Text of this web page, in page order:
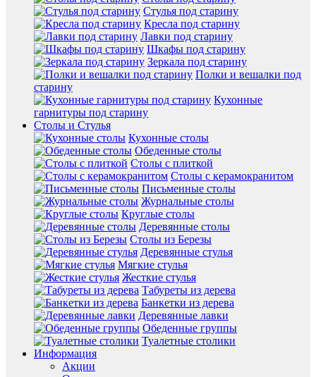
Стулья под старину
Кресла под старину
Лавки под старину
Шкафы под старину
Зеркала под старину
Полки и вешалки под
старину
Кухонные
гарнитуры под старину
Столы и Стулья
Кухонные столы
Обеденные столы
Столы с плиткой
Столы с керамокранитом
Письменные столы
Журнальные столы
Круглые столы
Деревянные столы
Столы из Березы
Деревянные стулья
Мягкие стулья
Жесткие стулья
Табуреты из дерева
Банкетки из дерева
Деревянные лавки
Обеденные группы
Туалетные столики
Информация
Акции